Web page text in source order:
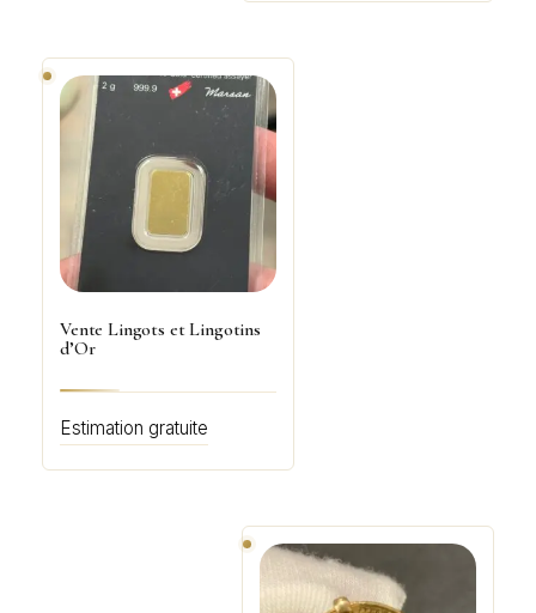
Vente Lingots et Lingotins
d’Or
Estimation gratuite